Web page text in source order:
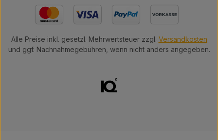
Alle Preise inkl. gesetzl. Mehrwertsteuer zzgl. Versandkosten
und ggf. Nachnahmegebühren, wenn nicht anders angegeben.